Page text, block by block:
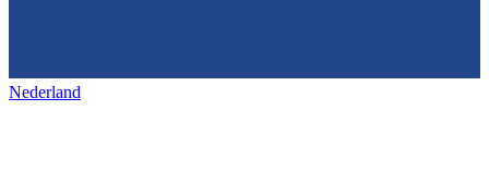
Nederland